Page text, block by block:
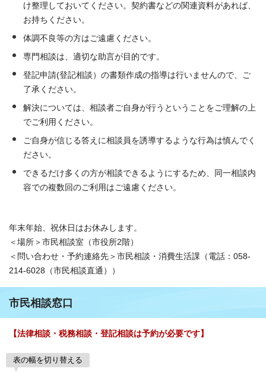
け整理しておいてください。契約書などの関連資料があれば、
お持ちください。
体調不良等の方はご遠慮ください。
専門相談は、 適切な助言が目的です。
登記申請(登記相談）の書類作成の指導は行いませんので、ご
了承ください。
解決については、相談者ご自身が行うということをご理解の上
でご利用ください。
ご自身が信じる答えに相談員を誘導するような行為は慎んでく
ださい。
できるだけ多くの方が相談できるようにするため、同一相談内
容での複数回のご利用はご遠慮ください。
年末年始、祝休日はお休みします。
＜場所＞市民相談室（市役所2階）
＜問い合わせ・予約連絡先＞市民相談・消費生活課（電話：058-
214-6028（市民相談直通））
市民相談窓口
【法律相談・税務相談・登記相談は予約が必要です】
表の幅を切り替える